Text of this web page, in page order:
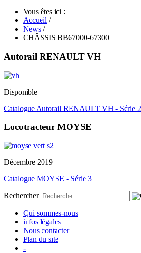
Vous êtes ici :
Accueil /
News /
CHÂSSIS BB67000-67300
Autorail RENAULT VH
Disponible
Catalogue Autorail RENAULT VH - Série 2
Locotracteur MOYSE
Décembre 2019
Catalogue MOYSE - Série 3
Rechercher
Qui sommes-nous
infos légales
Nous contacter
Plan du site
-